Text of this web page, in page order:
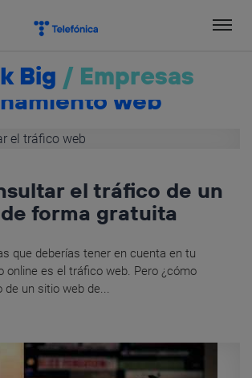
Big / Empresas
web
el tráfico de un
forma gratuita
que deberías tener en cuenta en tu
online es el tráfico web. Pero ¿cómo
un sitio web de...